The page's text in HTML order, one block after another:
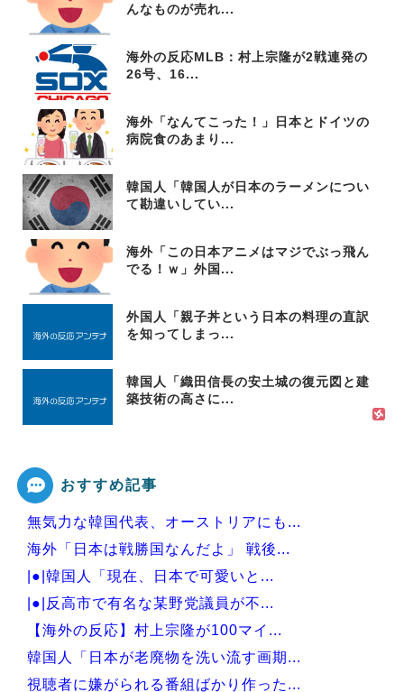
んなものが売れ...
海外の反応MLB：村上宗隆が2戦連発の
26号、16...
海外「なんてこった！」日本とドイツの
病院食のあまり...
韓国人「韓国人が日本のラーメンについ
て勘違いしてい...
海外「この日本アニメはマジでぶっ飛ん
でる！ｗ」外国...
外国人「親子丼という日本の料理の直訳
を知ってしまっ...
韓国人「織田信長の安土城の復元図と建
築技術の高さに...
おすすめ記事
無気力な韓国代表、オーストリアにも...
海外「日本は戦勝国なんだよ」 戦後...
|●|韓国人「現在、日本で可愛いと...
|●|反高市で有名な某野党議員が不...
【海外の反応】村上宗隆が100マイ...
韓国人「日本が老廃物を洗い流す画期...
視聴者に嫌がられる番組ばかり作った...